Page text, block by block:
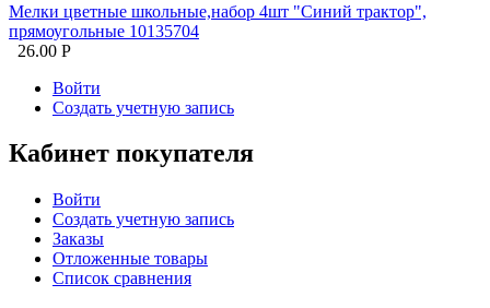
Мелки цветные школьные,набор 4шт "Синий трактор",
прямоугольные 10135704
26.00 Р
Войти
Создать учетную запись
Кабинет покупателя
Войти
Создать учетную запись
Заказы
Отложенные товары
Список сравнения